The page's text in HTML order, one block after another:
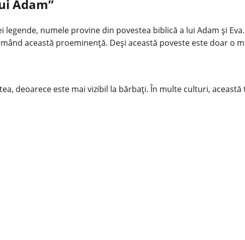
Adam”
numele provine din povestea biblică a lui Adam și
această proeminență. Deși această poveste este doar o
deoarece este mai vizibil la bărbați. În multe culturi,